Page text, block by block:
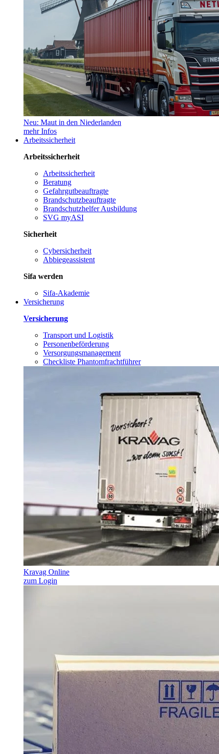
Neu: Maut in den Niederlanden
mehr Infos
Arbeitssicherheit
Arbeitssicherheit
Arbeitssicherheit
Beratung
Gefahrgutbeauftragte
Brandschutzbeauftragte
Brandschutzhelfer Ausbildung
SVG myASI
Sicherheit
Cybersicherheit
Abbiegeassistent
Sifa werden
Sifa-Akademie
Versicherung
Versicherung
Transport und Logistik
Personenbeförderung
Versorgungsmanagement
Checkliste Phantomfrachtführer
Kravag Online
zum Login